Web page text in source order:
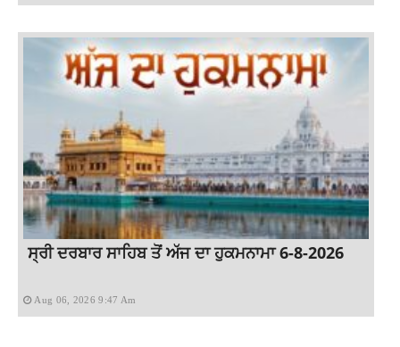
ਸ੍ਰੀ ਦਰਬਾਰ ਸਾਹਿਬ ਤੋਂ ਅੱਜ ਦਾ ਹੁਕਮਨਾਮਾ 6-8-2026
Aug 06, 2026 9:47 Am